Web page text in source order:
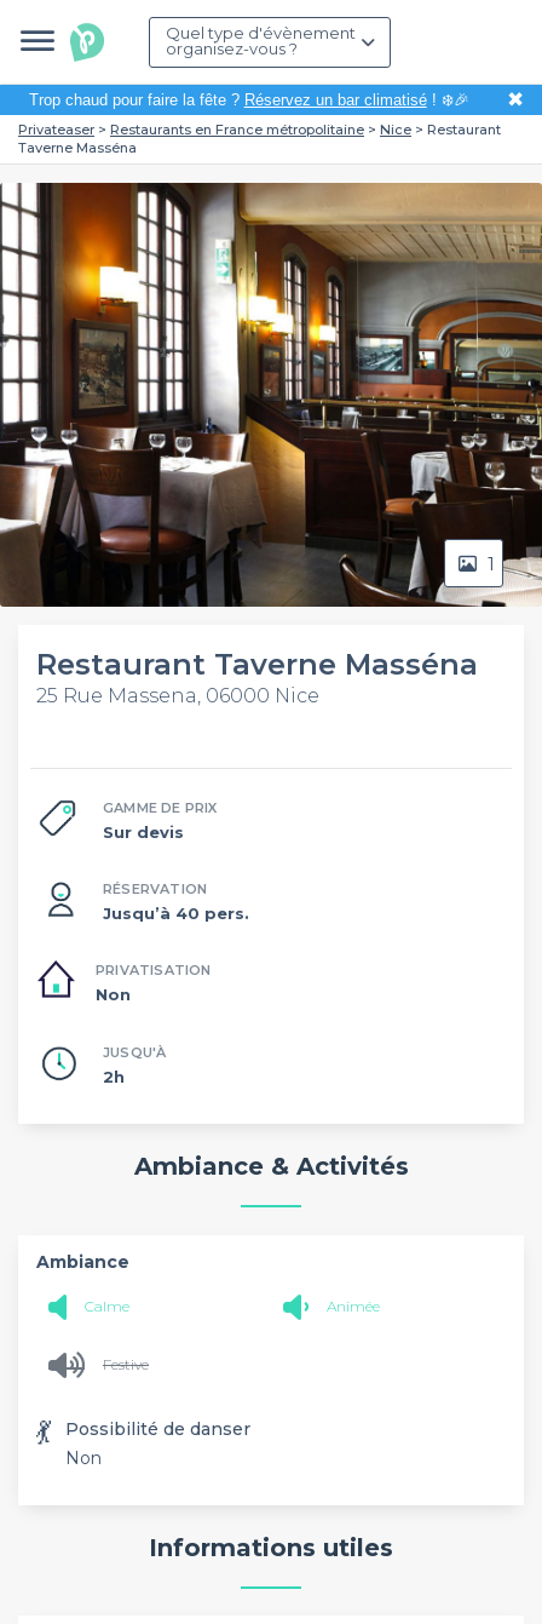
Quel type d'évènement
organisez-vous ?
Trop chaud pour faire la fête ? Réservez un bar climatisé! ❄️🎉 ✖
Privateaser Restaurants en France métropolitaine Nice
Restaurant
Taverne Masséna
1
Restaurant Taverne Masséna
25 Rue Massena, 06000 Nice
GAMME DE PRIX
Sur devis
RÉSERVATION
Jusqu’à 40 pers.
PRIVATISATION
Non
JUSQU'À
2h
Ambiance & Activités
Ambiance
Calme Animée
Festive
💃
Possibilité de danser
Non
Informations utiles